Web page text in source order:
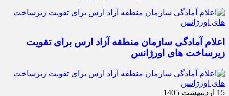
اعلام آمادگی سازمان منطقه آزاد ارس برای تقویت
زیرساخت‌ های اورژانس
15 اردیبهشت 1405